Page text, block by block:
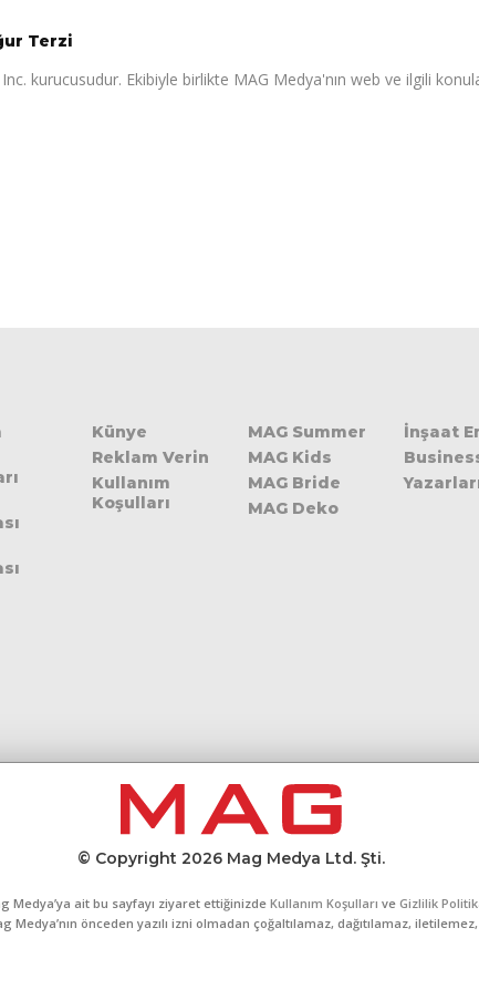
Terzi
kurucusudur. Ekibiyle birlikte MAG Medya'nın web ve ilgili
Künye
Reklam Verin
Kullanım
Koşulları
MAG Summer
MAG Kids
MAG Bride
MAG Deko
İnşaat
© Copyright 2026 Mag Medya Ltd. Şti.
Medya’ya ait bu sayfayı ziyaret ettiğinizde Kullanım Koşulları ve Gizlilik
Medya’nın önceden yazılı izni olmadan çoğaltılamaz, dağıtılamaz,